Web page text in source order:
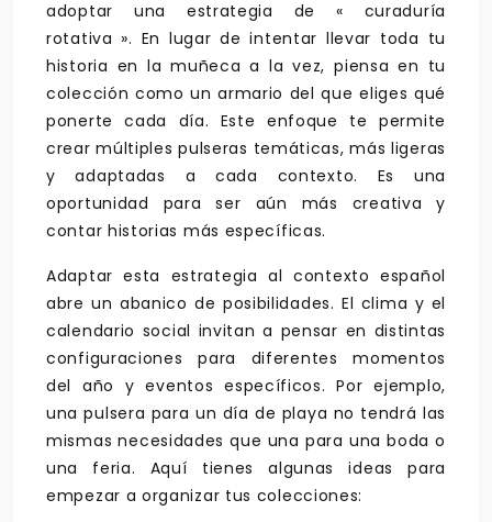
adoptar una estrategia de « curaduría
rotativa ». En lugar de intentar llevar toda tu
historia en la muñeca a la vez, piensa en tu
colección como un armario del que eliges qué
ponerte cada día. Este enfoque te permite
crear múltiples pulseras temáticas, más ligeras
y adaptadas a cada contexto. Es una
oportunidad para ser aún más creativa y
contar historias más específicas.
Adaptar esta estrategia al contexto español
abre un abanico de posibilidades. El clima y el
calendario social invitan a pensar en distintas
configuraciones para diferentes momentos
del año y eventos específicos. Por ejemplo,
una pulsera para un día de playa no tendrá las
mismas necesidades que una para una boda o
una feria. Aquí tienes algunas ideas para
empezar a organizar tus colecciones: